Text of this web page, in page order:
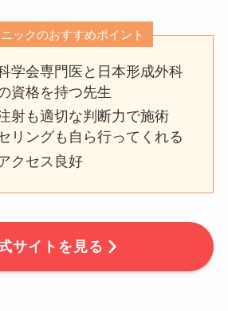
ックのおすすめポイント
学会専門医と日本形成外科
資格を持つ先生
射も適切な判断力で施術
リングも自ら行ってくれる
クセス良好
サイトを見る